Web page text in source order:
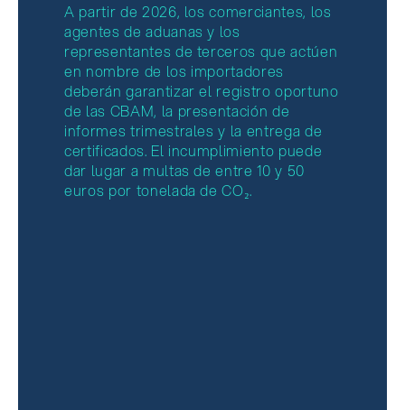
A partir de 2026, los comerciantes, los
agentes de aduanas y los
representantes de terceros que actúen
en nombre de los importadores
deberán garantizar el registro oportuno
de las CBAM, la presentación de
informes trimestrales y la entrega de
certificados. El incumplimiento puede
dar lugar a multas de entre 10 y 50
euros por tonelada de CO₂.